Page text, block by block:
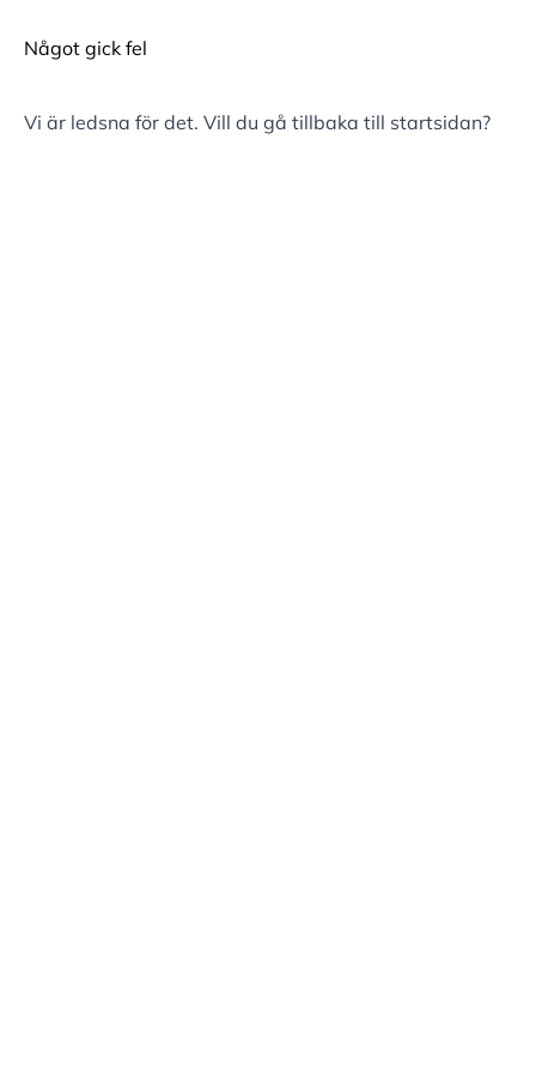
Något gick fel
Vi är ledsna för det. Vill du gå tillbaka till startsidan?